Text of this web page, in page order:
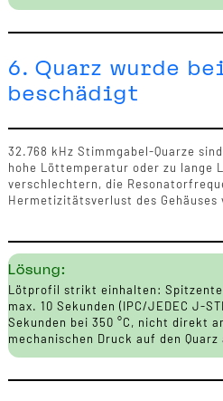
6. Quarz wurde
beschädigt
32.768 kHz Stimmgabel-Quarze
hohe Löttemperatur oder zu lange
verschlechtern, die
Hermetizitätsverlust des Gehäuses
Lösung:
Lötprofil strikt einhalten:
max. 10 Sekunden (IPC/JEDEC J-
Sekunden bei 350 °C, nicht direkt
mechanischen Druck auf den Quarz